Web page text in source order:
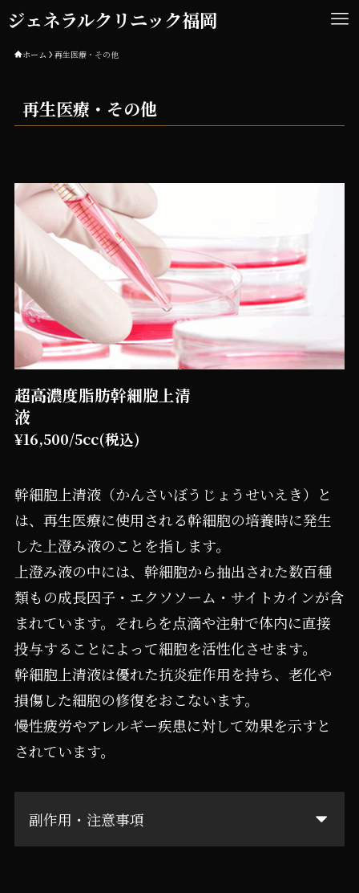
ジェネラルクリニック福岡
ホーム 再生医療・その他
再生医療・その他
超高濃度脂肪幹細胞上清
液
¥16,500/5cc(税込)
幹細胞上清液（かんさいぼうじょうせいえき）と
は、再生医療に使用される幹細胞の培養時に発生
した上澄み液のことを指します。
上澄み液の中には、幹細胞から抽出された数百種
類もの成長因子・エクソソーム・サイトカインが含
まれています。それらを点滴や注射で体内に直接
投与することによって細胞を活性化させます。
幹細胞上清液は優れた抗炎症作用を持ち、老化や
損傷した細胞の修復をおこないます。
慢性疲労やアレルギー疾患に対して効果を示すと
されています。
副作用・注意事項